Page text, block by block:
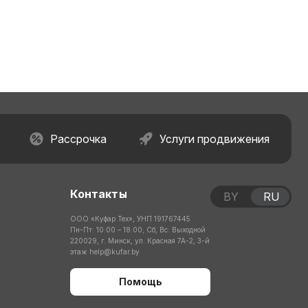
Рассрочка Услуги продвижения
Контакты
ООО «Куфар Тех», УНП 191767445
Пн-Пт: 10:00 – 18:00; Сб, Вс: Выходной
220029, г. Минск, ул. Красная 7А-2, 3-й
этаж help@kufar.by
Помощь
BY RU